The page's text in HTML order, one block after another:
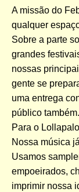
A missão do
qualquer
Sobre a parte
grandes
nossas
gente se
uma entrega
público também.
Para o
Nossa música
Usamos
empoeirados,
imprimir nossa